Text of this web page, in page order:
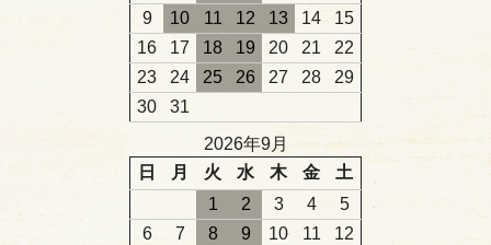
9
10 11 12 13 14
15
16
17 18 19 20 21
22
23
24 25 26 27 28
29
30
31
2026年9月
日
月 火 水 木 金
土
1
2 3 4
5
6
7 8 9 10 11
12